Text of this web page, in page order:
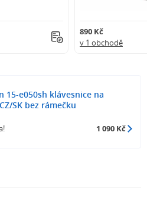
890 Kč
v 1 obchodě
15-e050sh klávesnice na
SK bez rámečku
1 090 Kč